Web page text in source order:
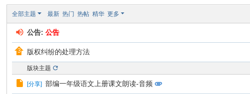
资
源
享
全部主题 最新 热门 热帖 精华 更多
公告:公告
版权纠纷的处理方法
版块主题
[分享] 部编一年级语文上册课文朗读-音频